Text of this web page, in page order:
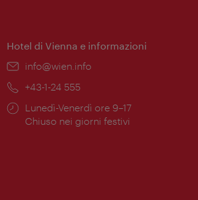
Hotel di Vienna e informazioni
Email:
info@wien.info
Telefono:
+43-1-24 555
Orari
di
Lunedì-Venerdì ore 9–17
Chiuso nei giorni festivi